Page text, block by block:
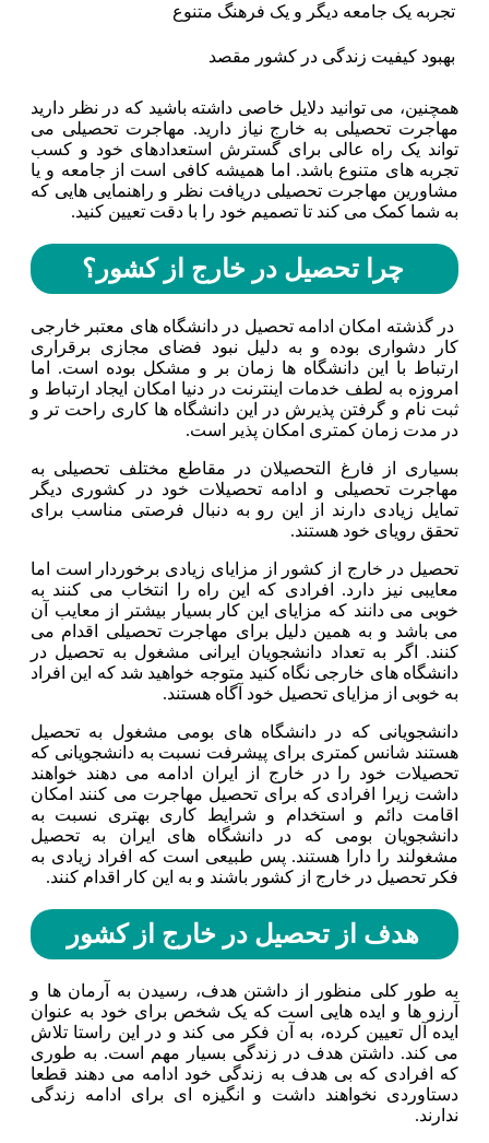
تجربه یک جامعه دیگر و یک فرهنگ متنوع
بهبود کیفیت زندگی در کشور مقصد
همچنین، می توانید دلایل خاصی داشته باشید که در نظر دارید
مهاجرت تحصیلی به خارج نیاز دارید. مهاجرت تحصیلی می
تواند یک راه عالی برای گسترش استعدادهای خود و کسب
تجربه های متنوع باشد. اما همیشه کافی است از جامعه و یا
مشاورین مهاجرت تحصیلی دریافت نظر و راهنمایی هایی که
به شما کمک می کند تا تصمیم خود را با دقت تعیین کنید.
چرا تحصیل در خارج از کشور؟
در گذشته امکان ادامه تحصیل در دانشگاه های معتبر خارجی
کار دشواری بوده و به دلیل نبود فضای مجازی برقراری
ارتباط با این دانشگاه ها زمان بر و مشکل بوده است. اما
امروزه به لطف خدمات اینترنت در دنیا امکان ایجاد ارتباط و
ثبت نام و گرفتن پذیرش در این دانشگاه ها کاری راحت تر و
در مدت زمان کمتری امکان پذیر است.
بسیاری از فارغ التحصیلان در مقاطع مختلف تحصیلی به
مهاجرت تحصیلی و ادامه تحصیلات خود در کشوری دیگر
تمایل زیادی دارند از این رو به دنبال فرصتی مناسب برای
تحقق رویای خود هستند.
تحصیل در خارج از کشور از مزایای زیادی برخوردار است اما
معایبی نیز دارد. افرادی که این راه را انتخاب می کنند به
خوبی می دانند که مزایای این کار بسیار بیشتر از معایب آن
می باشد و به همین دلیل برای مهاجرت تحصیلی اقدام می
کنند. اگر به تعداد دانشجویان ایرانی مشغول به تحصیل در
دانشگاه های خارجی نگاه کنید متوجه خواهید شد که این افراد
به خوبی از مزایای تحصیل خود آگاه هستند.
دانشجویانی که در دانشگاه های بومی مشغول به تحصیل
هستند شانس کمتری برای پیشرفت نسبت به دانشجویانی که
تحصیلات خود را در خارج از ایران ادامه می دهند خواهند
داشت زیرا افرادی که برای تحصیل مهاجرت می کنند امکان
اقامت دائم و استخدام و شرایط کاری بهتری نسبت به
دانشجویان بومی که در دانشگاه های ایران به تحصیل
مشغولند را دارا هستند. پس طبیعی است که افراد زیادی به
فکر تحصیل در خارج از کشور باشند و به این کار اقدام کنند.
هدف از تحصیل در خارج از کشور
به طور کلی منظور از داشتن هدف، رسیدن به آرمان ها و
آرزو ها و ایده هایی است که یک شخص برای خود به عنوان
ایده آل تعیین کرده، به آن فکر می کند و در این راستا تلاش
می کند. داشتن هدف در زندگی بسیار مهم است. به طوری
که افرادی که بی هدف به زندگی خود ادامه می دهند قطعا
دستاوردی نخواهند داشت و انگیزه ای برای ادامه زندگی
ندارند.